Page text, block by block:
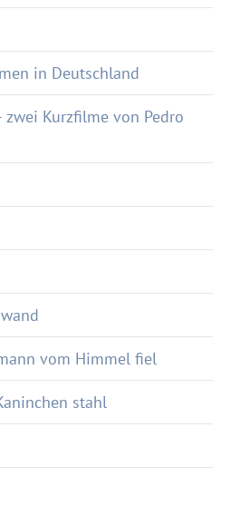
in Deutschland
Kurzfilme von Pedro
vom Himmel fiel
stahl